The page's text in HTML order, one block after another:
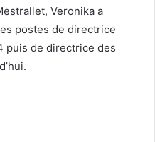
Veronika a
postes de directrice
puis de directrice des